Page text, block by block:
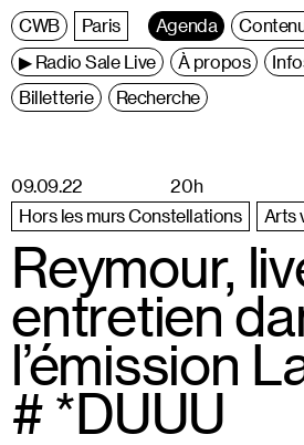
Centre
Wallonie
Bruxelles
Paris Agenda
▶ Radio Sale Live
À propos
Billetterie
Recherche
09.09.22
20h
Hors les murs Constellations
Arts
Reymour,
entretien
l’émission
# *DUUU